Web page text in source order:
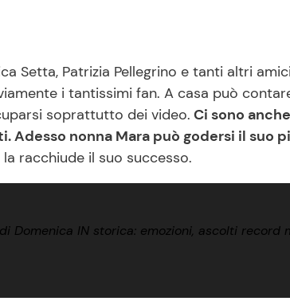
Setta, Patrizia Pellegrino e tanti altri
i tantissimi fan. A casa può
soprattutto dei video. Ci sono
Adesso nonna Mara può godersi il suo
racchiude il suo successo.
Domenica IN storica: emozioni, ascolti record